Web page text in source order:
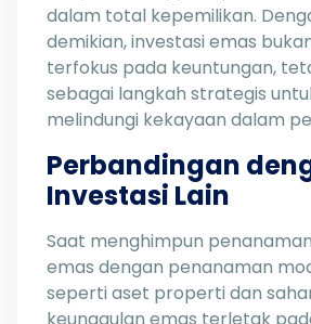
dalam total kepemilikan.
demikian, investasi emas
terfokus pada keuntungan,
sebagai langkah strategis
melindungi kekayaan dalam
Perbandingan
Investasi Lain
Saat menghimpun
emas dengan penanaman
seperti aset properti dan